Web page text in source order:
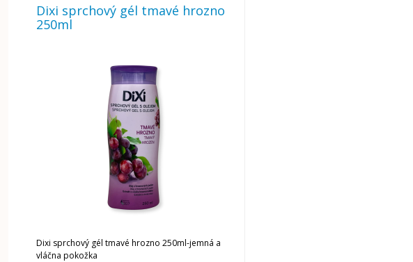
Dixi sprchový gél tmavé hrozno
250ml
Dixi sprchový gél tmavé hrozno 250ml-jemná a
vláčna pokožka